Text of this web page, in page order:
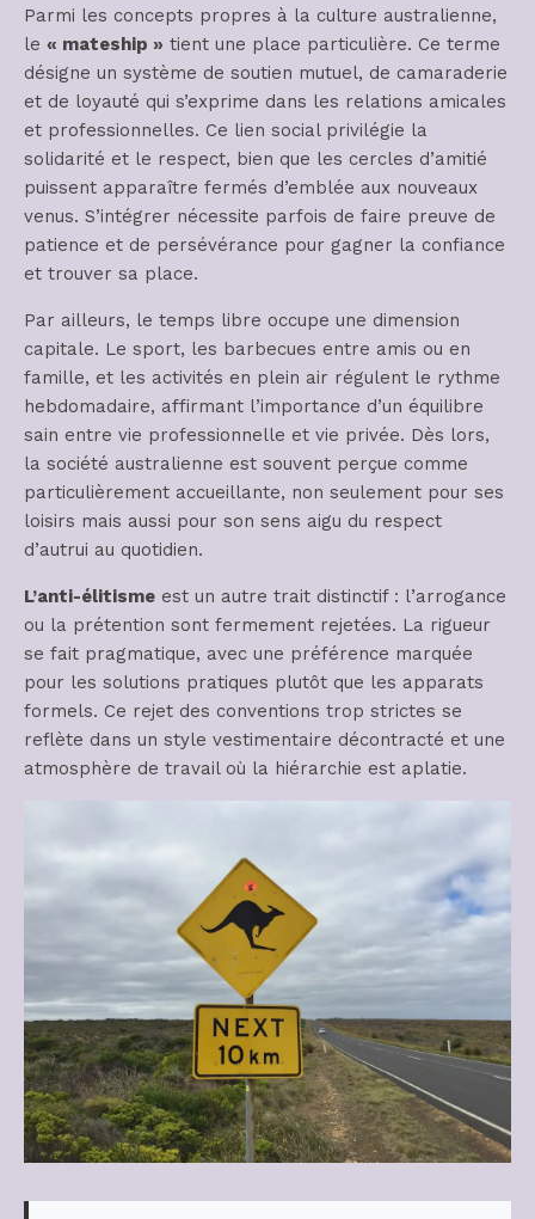
Parmi les concepts propres à la culture australienne,
le « mateship » tient une place particulière. Ce terme
désigne un système de soutien mutuel, de camaraderie
et de loyauté qui s’exprime dans les relations amicales
et professionnelles. Ce lien social privilégie la
solidarité et le respect, bien que les cercles d’amitié
puissent apparaître fermés d’emblée aux nouveaux
venus. S’intégrer nécessite parfois de faire preuve de
patience et de persévérance pour gagner la confiance
et trouver sa place.
Par ailleurs, le temps libre occupe une dimension
capitale. Le sport, les barbecues entre amis ou en
famille, et les activités en plein air régulent le rythme
hebdomadaire, affirmant l’importance d’un équilibre
sain entre vie professionnelle et vie privée. Dès lors,
la société australienne est souvent perçue comme
particulièrement accueillante, non seulement pour ses
loisirs mais aussi pour son sens aigu du respect
d’autrui au quotidien.
L’anti-élitisme est un autre trait distinctif : l’arrogance
ou la prétention sont fermement rejetées. La rigueur
se fait pragmatique, avec une préférence marquée
pour les solutions pratiques plutôt que les apparats
formels. Ce rejet des conventions trop strictes se
reflète dans un style vestimentaire décontracté et une
atmosphère de travail où la hiérarchie est aplatie.